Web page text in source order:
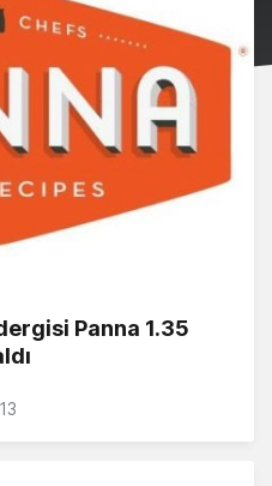
Panna 1.35